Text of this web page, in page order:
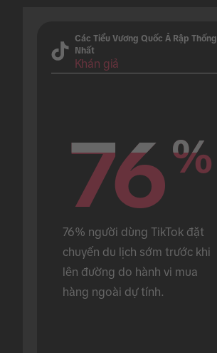
Các Tiểu Vương Quốc Ả Rập Thống
Nhất
Khán giả
76%
76%
76% người dùng TikTok đặt
chuyến du lịch sớm trước khi
lên đường do hành vi mua
hàng ngoài dự tính.